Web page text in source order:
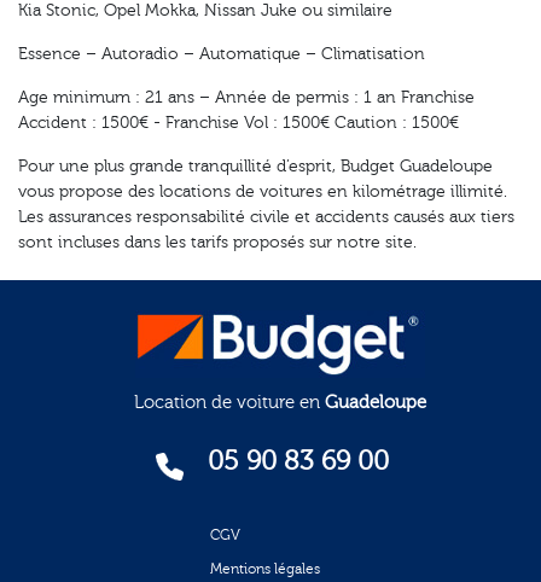
Kia Stonic, Opel Mokka, Nissan Juke ou similaire
Essence – Autoradio – Automatique – Climatisation
Age minimum : 21 ans – Année de permis : 1 an Franchise
Accident : 1500€ - Franchise Vol : 1500€ Caution : 1500€
Pour une plus grande tranquillité d’esprit, Budget Guadeloupe
vous propose des locations de voitures en kilométrage illimité.
Les assurances responsabilité civile et accidents causés aux tiers
sont incluses dans les tarifs proposés sur notre site.
Location de voiture en Guadeloupe
05 90 83 69 00
CGV
Mentions légales